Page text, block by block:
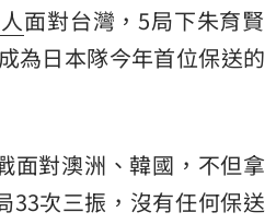
面對台灣，5局下朱育賢
為日本隊今年首位保送的
面對澳洲、韓國，不但拿
33次三振，沒有任何保送